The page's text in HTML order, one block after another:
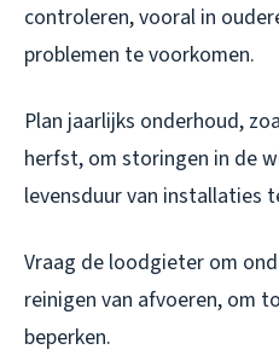
controleren, vooral in
problemen te voorkomen.
Plan jaarlijks onderhoud,
herfst, om storingen in de
levensduur van installaties
Vraag de loodgieter om
reinigen van afvoeren, om
beperken.